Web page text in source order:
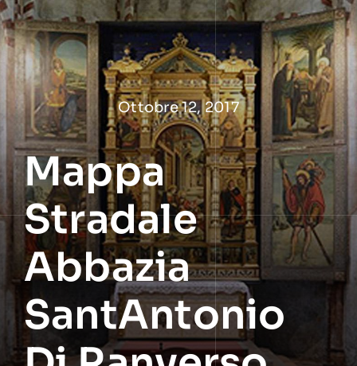
Salta
al
contenuto
Ottobre 12, 2017
Mappa
Stradale
Abbazia
SantAntonio